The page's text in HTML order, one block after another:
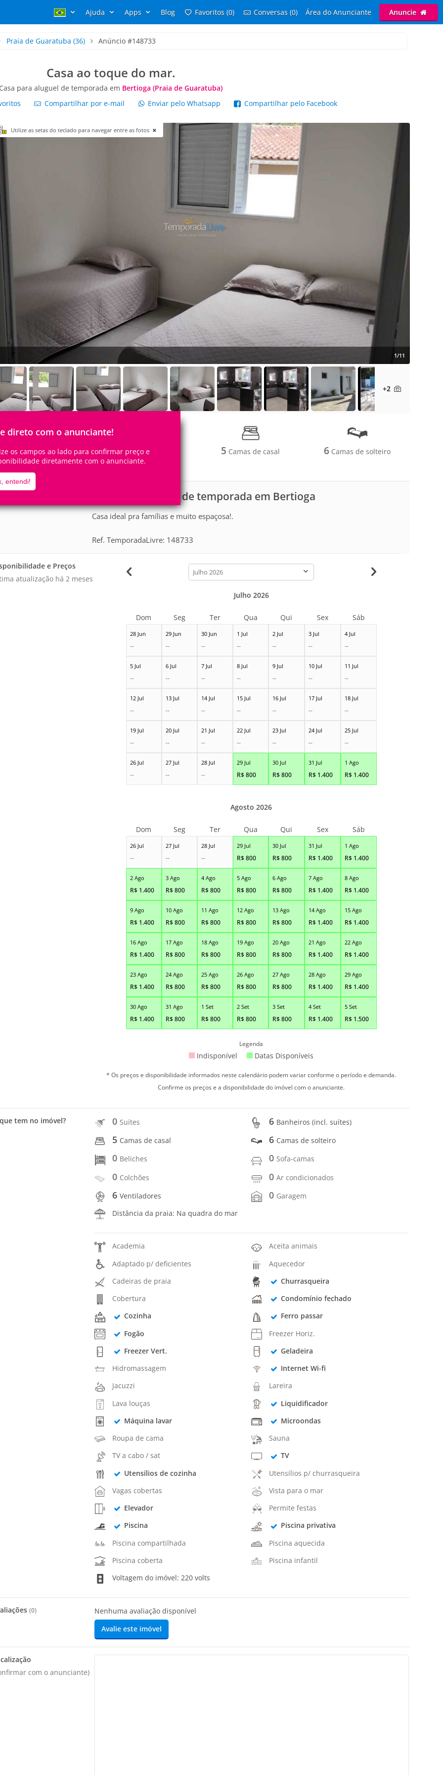
Ajuda Apps Blog Favoritos (0) Conversas (0) Área do Anunciante Anuncie
Praia de Guaratuba (36) Anúncio #148733
Casa ao toque do mar.
Casa para aluguel de temporada em Bertioga (Praia de Guaratuba)
Compartilhar por e-mail Enviar pelo Whatsapp Compartilhar pelo Facebook
direto com o anunciante!
os campos ao lado para confirmar preço e
diretamente com o anunciante.
entendi!
Utilize as setas do teclado para navegar entre as fotos
1/11
+2
14Pessoas 5Quartos
0Suítes
5 Camas de casal 6 Camas de solteiro
Casa para aluguel de temporada em Bertioga
Casa ideal pra famílias e muito espaçosa!.
Ref. TemporadaLivre: 148733
e Preços
atualização há 2 meses
calendar-
month
28 Jun
--
29 Jun
--
30 Jun
--
1 Jul
--
2 Jul
--
3 Jul
--
4 Jul
--
5 Jul
--
6 Jul
--
7 Jul
--
8 Jul
--
9 Jul
--
10 Jul
--
11 Jul
--
12 Jul
--
13 Jul
--
14 Jul
--
15 Jul
--
16 Jul
--
17 Jul
--
18 Jul
--
19 Jul
--
20 Jul
--
21 Jul
--
22 Jul
--
23 Jul
--
24 Jul
--
25 Jul
--
26 Jul
--
27 Jul
--
28 Jul
--
29 Jul
R$800
30 Jul
R$800
31 Jul
R$ 1.400
1 Ago
R$ 1.400
Julho 2026
Dom Seg Ter Qua Qui Sex Sáb
26 Jul
--
27 Jul
--
28 Jul
--
29 Jul
R$800
30 Jul
R$800
31 Jul
R$ 1.400
1 Ago
R$ 1.400
2 Ago
R$ 1.400
3 Ago
R$800
4 Ago
R$800
5 Ago
R$800
6 Ago
R$800
7 Ago
R$ 1.400
8 Ago
R$ 1.400
9 Ago
R$ 1.400
10 Ago
R$800
11 Ago
R$800
12 Ago
R$800
13 Ago
R$800
14 Ago
R$ 1.400
15 Ago
R$ 1.400
16 Ago
R$ 1.400
17 Ago
R$800
18 Ago
R$800
19 Ago
R$800
20 Ago
R$800
21 Ago
R$ 1.400
22 Ago
R$ 1.400
23 Ago
R$ 1.400
24 Ago
R$800
25 Ago
R$800
26 Ago
R$800
27 Ago
R$800
28 Ago
R$ 1.400
29 Ago
R$ 1.400
30 Ago
R$ 1.400
31 Ago
R$800
1 Set
R$800
2 Set
R$800
3 Set
R$800
4 Set
R$ 1.400
5 Set
R$ 1.500
Agosto 2026
Dom Seg Ter Qua Qui Sex Sáb
Legenda
Indisponível Datas Disponíveis
* Os preços e disponibilidade informados neste calendário podem variar conforme o período e demanda.
Confirme os preços e a disponibilidade do imóvel com o anunciante.
tem no imóvel? 0 Suítes 6 Banheiros (incl. suítes)
5 Camas de casal 6 Camas de solteiro
0 Beliches 0 Sofa-camas
0 Colchões 0Ar condicionados
6Ventiladores 0 Garagem
Distância da praia: Na quadra do mar
Academia
Aceita animais
Adaptado p/ deficientes
Aquecedor
Cadeiras de praia
Churrasqueira
Cobertura
Condomínio fechado
Cozinha
Ferro passar
Fogão
Freezer Horiz.
Freezer Vert.
Geladeira
Hidromassagem
Internet Wi-fi
Jacuzzi
Lareira
Lava louças
Liquidificador
Máquina lavar
Microondas
Roupa de cama
Sauna
TV a cabo / sat
TV
Utensílios de cozinha
Utensílios p/ churrasqueira
Vagas cobertas
Vista para o mar
Elevador
Permite festas
Piscina
Piscina privativa
Piscina compartilhada
Piscina aquecida
Piscina coberta
Piscina infantil
Voltagem do imóvel: 220 volts
(0)
Nenhuma avaliação disponível
Avalie este imóvel
com o anunciante)